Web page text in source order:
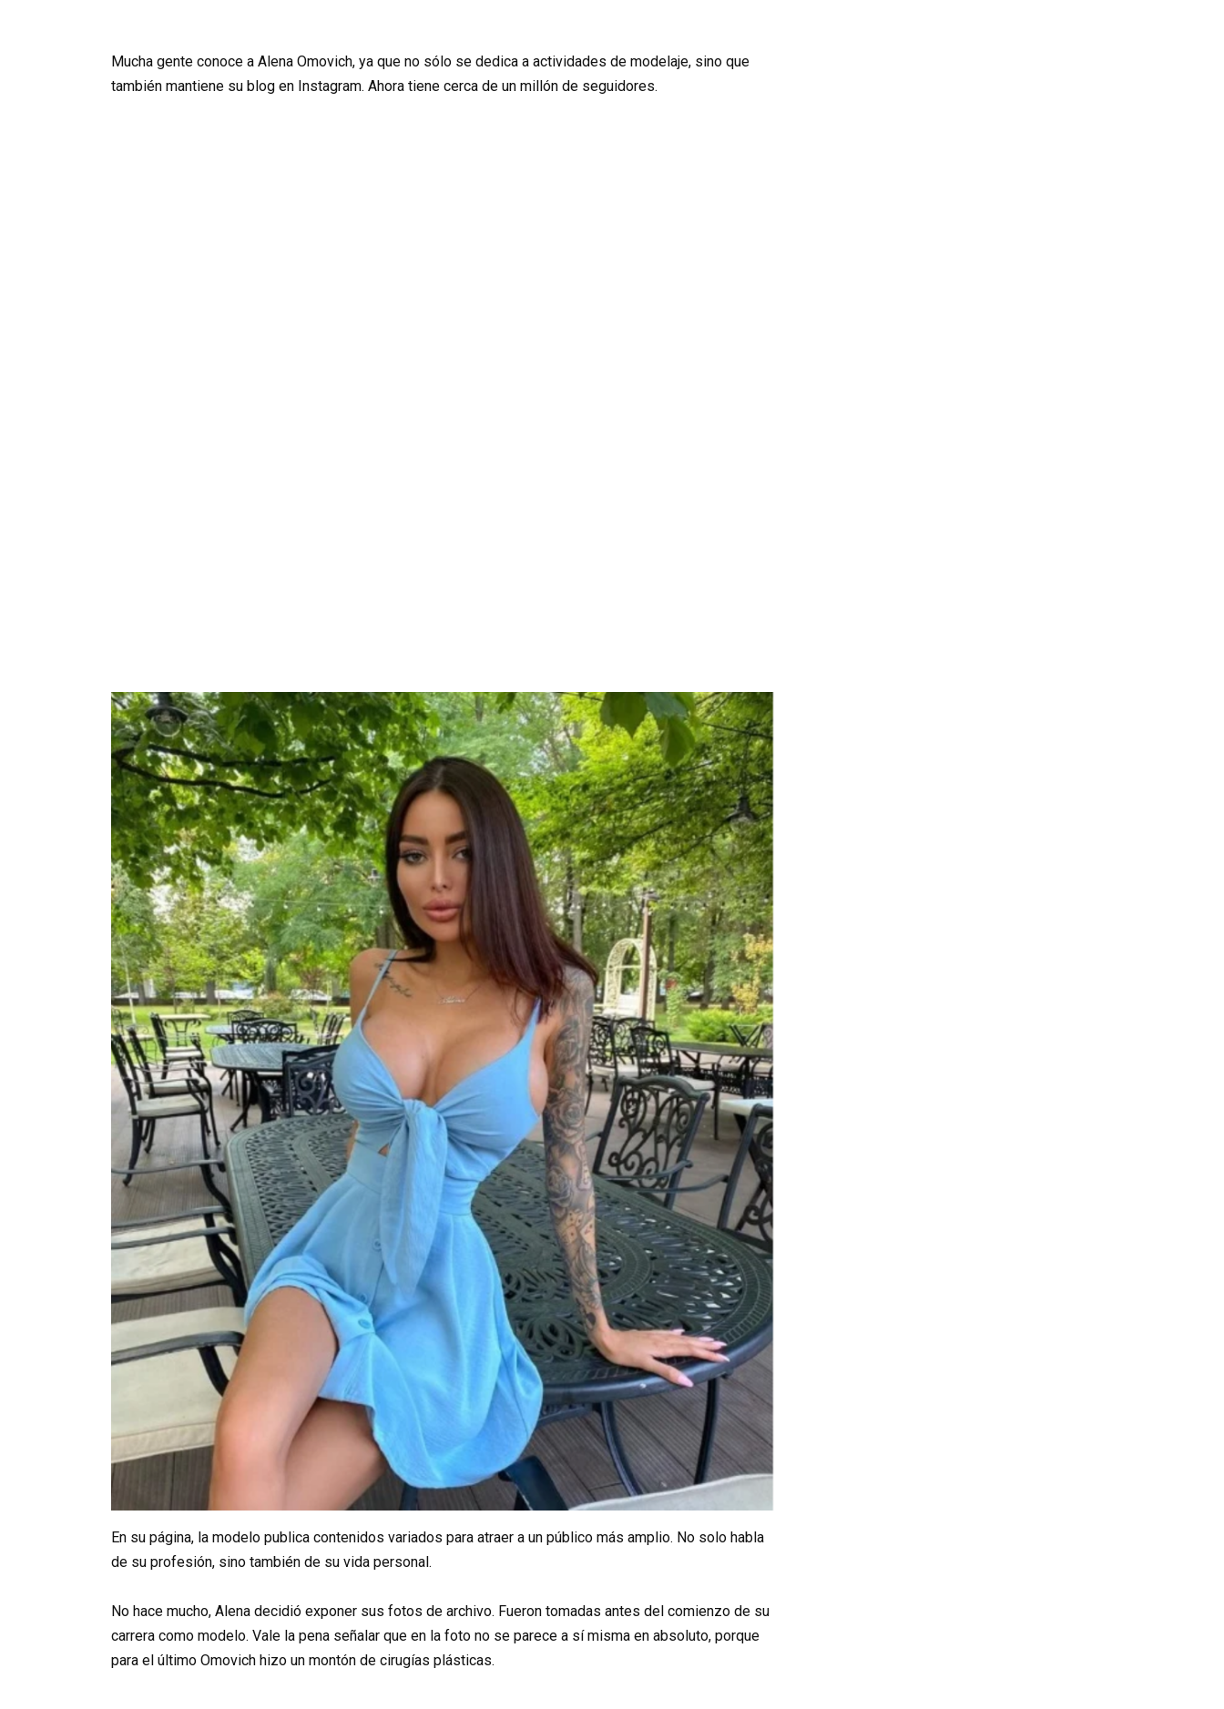
Mucha gente conoce a Alena Omovich, ya que no sólo se dedica a actividades de modelaje, sino que
también mantiene su blog en Instagram. Ahora tiene cerca de un millón de seguidores.
En su página, la modelo publica contenidos variados para atraer a un público más amplio. No solo habla
de su profesión, sino también de su vida personal.
No hace mucho, Alena decidió exponer sus fotos de archivo. Fueron tomadas antes del comienzo de su
carrera como modelo. Vale la pena señalar que en la foto no se parece a sí misma en absoluto, porque
para el último Omovich hizo un montón de cirugías plásticas.